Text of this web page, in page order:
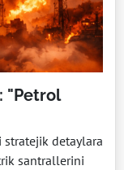
"Petrol
stratejik detaylara
santrallerini